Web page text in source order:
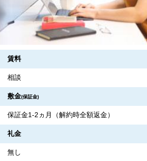
賃料
相談
敷金(保証金)
保証金1-2ヵ月（解約時全額返金）
礼金
無し